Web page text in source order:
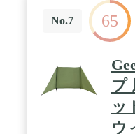
クターは、天井の
のようなもので、
暖かい空間を作り
【風除けとほこり
ーンの高さは70cm
の十分な高さと幅
キューグリル、焚
ています。防風の他
方に熱を集中させ
す。 / 【製品の安心
され、強度がアッ
No.7 65
プ
ッ
ウ